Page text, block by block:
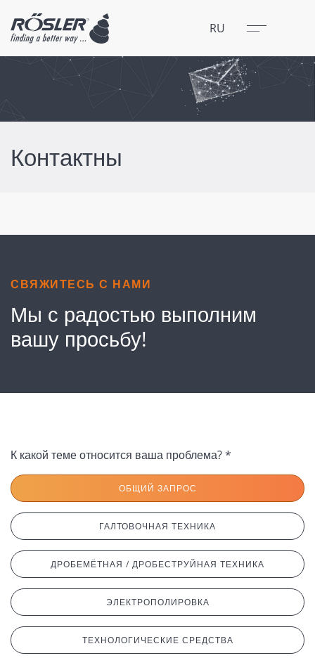
RU Меню
Закрыть
Контактны
СВЯЖИТЕСЬ С НАМИ
Мы с радостью выполним
вашу просьбу!
К какой теме относится ваша проблема? *
ОБЩИЙ ЗАПРОС
ГАЛТОВОЧНАЯ ТЕХНИКА
ДРОБЕМЁТНАЯ / ДРОБЕСТРУЙНАЯ ТЕХНИКА
ЭЛЕКТРОПОЛИРОВКА
ТЕХНОЛОГИЧЕСКИЕ СРЕДСТВА